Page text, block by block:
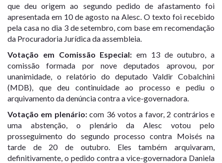
que deu origem ao segundo pedido de afastamento foi
apresentada em 10 de agosto na Alesc . O texto foi recebido
pela casa no dia 3 de setembro, com base em recomendação
da Procuradoria Jurídica da assembleia.
Votação em Comissão Especial: em 13 de outubro , a
comissão formada por nove deputados aprovou, por
unanimidade, o relatório do deputado Valdir Cobalchini
(MDB), que deu continuidade ao processo e pediu o
arquivamento da denúncia contra a vice-governadora.
Votação em plenário:com 36 votos a favor, 2 contrários e
uma abstenção, o plenário da Alescvotou pelo
prosseguimento do segundo processo contra Moisés na
tarde de 20 de outubro . Eles também arquivaram,
definitivamente, o pedido contra a vice-governadora Daniela